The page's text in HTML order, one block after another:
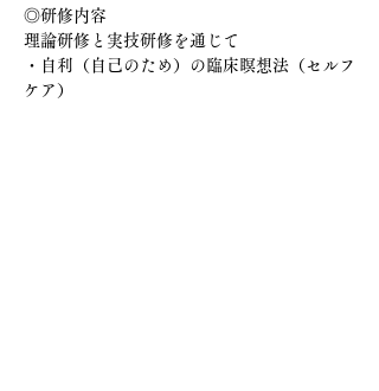
◎研修内容
理論研修と実技研修を通じて
・自利（自己のため）の臨床瞑想法（セルフ
ケア）